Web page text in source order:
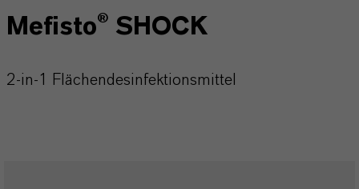
Mefisto® SHOCK
2-in-1 Flächendesinfektionsmittel